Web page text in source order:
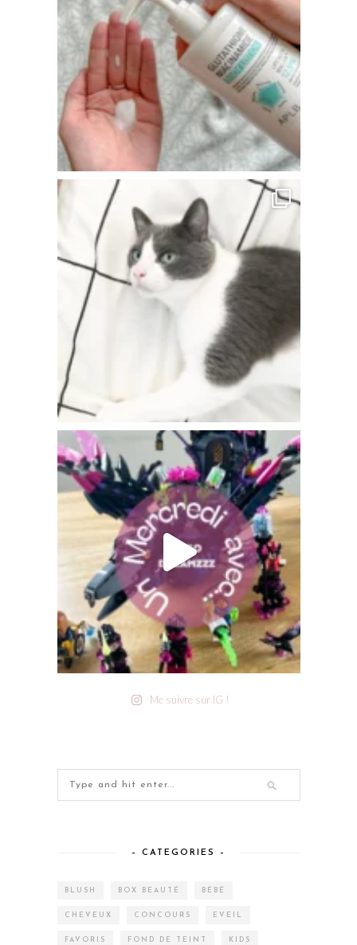
Me suivre sur IG !
– CATEGORIES –
BLUSH BOX BEAUTÉ BÉBÉ
CHEVEUX CONCOURS EVEIL
FAVORIS FOND DE TEINT KIDS